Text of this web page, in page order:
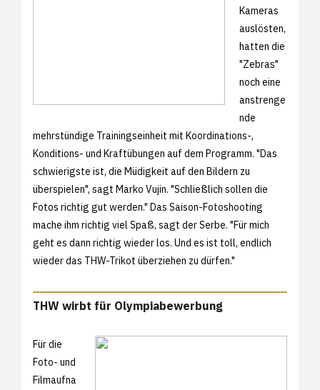
Kameras
auslösten,
hatten die
"Zebras"
noch eine
anstrenge
nde
mehrstündige Trainingseinheit mit Koordinations-,
Konditions- und Kraftübungen auf dem Programm. "Das
schwierigste ist, die Müdigkeit auf den Bildern zu
überspielen", sagt Marko Vujin. "Schließlich sollen die
Fotos richtig gut werden." Das Saison-Fotoshooting
mache ihm richtig viel Spaß, sagt der Serbe. "Für mich
geht es dann richtig wieder los. Und es ist toll, endlich
wieder das THW-Trikot überziehen zu dürfen."
THW wirbt für Olympiabewerbung
Für die
Foto- und
Filmaufna